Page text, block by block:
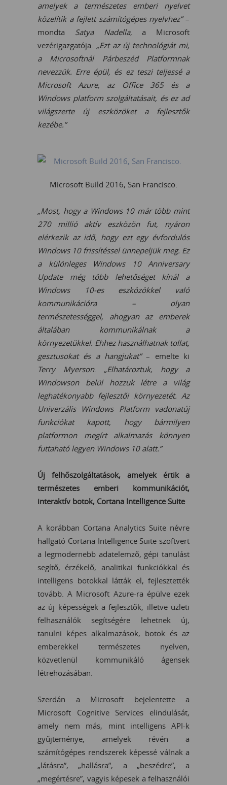
amelyek a természetes emberi nyelvet
közelítik a fejlett számítógépes nyelvhez”–
mondta Satya Nadella, a Microsoft
vezérigazgatója. „Ezt az új technológiát mi,
a Microsoftnál Párbeszéd Platformnak
nevezzük. Erre épül, és ez teszi teljessé a
Microsoft Azure, az Office 365 és a
Windows platform szolgáltatásait, és ez ad
világszerte új eszközöket a fejlesztők
kezébe.”
Microsoft Build 2016, San Francisco.
„Most, hogy a Windows 10 már több mint
270 millió aktív eszközön fut, nyáron
elérkezik az idő, hogy ezt egy évfordulós
Windows 10 frissítéssel ünnepeljük meg. Ez
a különleges Windows 10 Anniversary
Update még több lehetőséget kínál a
Windows 10-es eszközökkel való
kommunikációra – olyan
természetességgel, ahogyan az emberek
általában kommunikálnak a
környezetükkel. Ehhez használhatnak tollat,
gesztusokat és a hangjukat”– emelte ki
Terry
Myerson. „Elhatároztuk, hogy a
Windowson belül hozzuk létre a világ
leghatékonyabb fejlesztői környezetét. Az
Univerzális Windows Platform vadonatúj
funkciókat kapott, hogy bármilyen
platformon megírt alkalmazás könnyen
futtaható legyen Windows 10 alatt.”
Új felhőszolgáltatások, amelyek értik a
természetes emberi kommunikációt,
interaktív botok, Cortana Intelligence Suite
A korábban Cortana Analytics Suite névre
hallgató Cortana Intelligence Suite szoftvert
a legmodernebb adatelemző, gépi tanulást
segítő, érzékelő, analitikai funkciókkal és
intelligens botokkal látták el, fejlesztették
tovább. A Microsoft Azure-ra épülve ezek
az új képességek a fejlesztők, illetve üzleti
felhasználók segítségére lehetnek új,
tanulni képes alkalmazások, botok és az
emberekkel természetes nyelven,
közvetlenül kommunikáló ágensek
létrehozásában.
Szerdán a Microsoft bejelentette a
Microsoft Cognitive Services elindulását,
amely nem más, mint intelligens API-k
gyűjteménye, amelyek révén a
számítógépes rendszerek képessé válnak a
„látásra”, „hallásra”, a „beszédre”, a
„megértésre”, vagyis képesek a felhasználói